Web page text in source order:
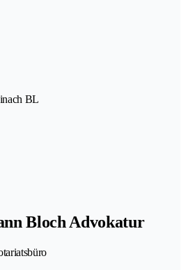
BL
Bloch Advokatur